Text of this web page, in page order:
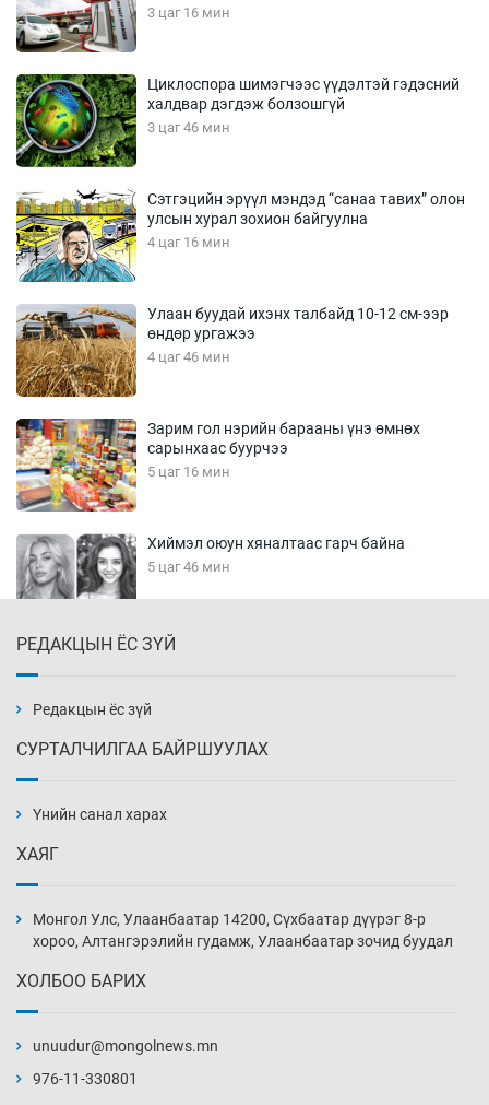
3 цаг 16 мин
Циклоспора шимэгчээс үүдэлтэй гэдэсний
халдвар дэгдэж болзошгүй
3 цаг 46 мин
Сэтгэцийн эрүүл мэндэд “санаа тавих” олон
улсын хурал зохион байгуулна
4 цаг 16 мин
Улаан буудай ихэнх талбайд 10-12 см-ээр
өндөр ургажээ
4 цаг 46 мин
Зарим гол нэрийн барааны үнэ өмнөх
сарынхаас буурчээ
5 цаг 16 мин
Хиймэл оюун хяналтаас гарч байна
5 цаг 46 мин
6 цаг 16 мин
нэмэгджээ
6 цаг 46 мин
7 цаг 16 мин
РЕДАКЦЫН ЁС ЗҮЙ
Редакцын ёс зүй
СУРТАЛЧИЛГАА БАЙРШУУЛАХ
Үнийн санал харах
ХАЯГ
Монгол Улс, Улаанбаатар 14200, Сүхбаатар дүүрэг 8-р
хороо, Алтангэрэлийн гудамж, Улаанбаатар зочид буудал
ХОЛБОО БАРИХ
unuudur@mongolnews.mn
976-11-330801